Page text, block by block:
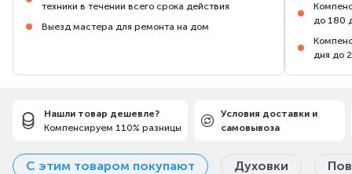
техники в течении всего срока действия
Выезд мастера для ремонта на дом
до 180
дня до
Нашли товар дешевле?
Компенсируем 110% разницы
Условия доставки и
самовывоза
С этим товаром покупают Духовки